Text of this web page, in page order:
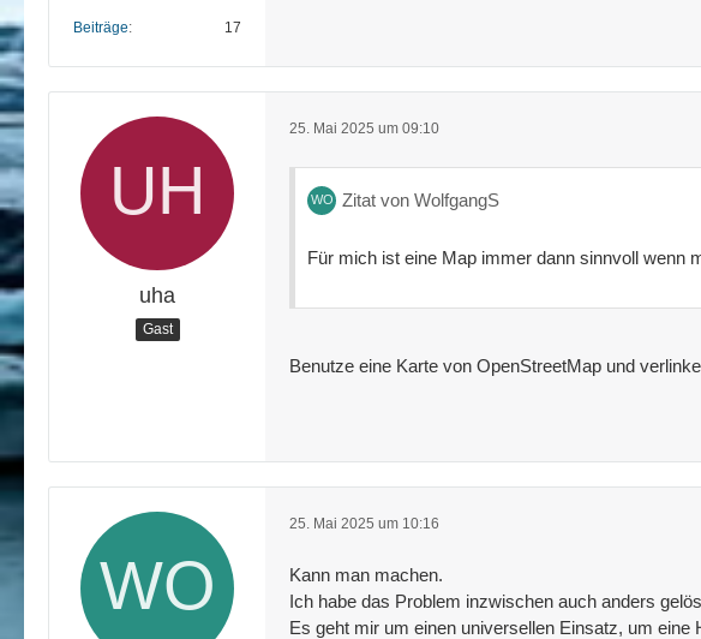
Beiträge 17
uha
Gast
25. Mai 2025 um 09:10
Zitat von WolfgangS
Für mich ist eine Map immer dann sinnvoll wenn
Benutze eine Karte von OpenStreetMap und
25. Mai 2025 um 10:16
Kann man machen.
Ich habe das Problem inzwischen auch anders
Es geht mir um einen universellen Einsatz, um